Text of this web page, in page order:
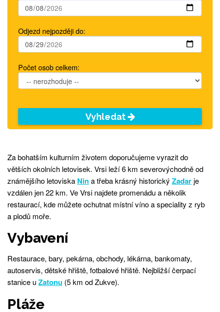
Odjezd nejpozději do:
Počet osob celkem:
Vyhledat
Za bohatším kulturním životem doporučujeme vyrazit do
větších okolních letovisek. Vrsi leží 6 km severovýchodně od
známějšího letoviska Nina třeba krásný historický Zadarje
vzdálen jen 22 km. Ve Vrsi najdete promenádu a několik
restaurací, kde můžete ochutnat místní víno a speciality z ryb
a plodů moře.
Vybavení
Restaurace, bary, pekárna, obchody, lékárna, bankomaty,
autoservis, dětské hřiště, fotbalové hřiště. Nejbližší čerpací
stanice uZatonu (5 km od Zukve).
Pláže